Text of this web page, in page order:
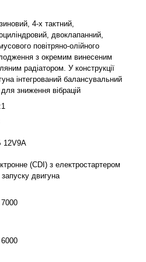
4-х тактний,
двоклапанний,
повітряно-олійного
з окремим винесеним
радіатором. У конструкції
інтегрований балансувальний
зниження вібрацій
12V9А
(CDI) з електростартером
двигуна